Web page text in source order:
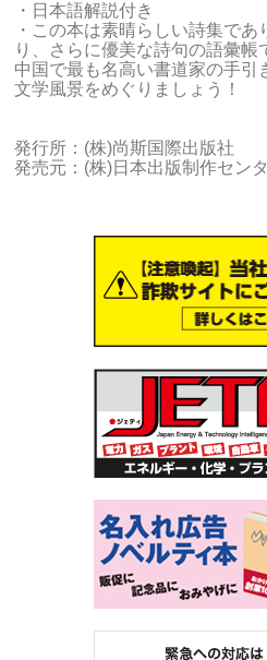
・日本語解説付き
・この本は素晴らしい詩集で
り、さらに優美な詩句の語彙帳
中国で最も名高い書道家の手引
文学風景をめぐりましょう！
発行所：(株)尚斯国際出版社
発売元：(株)日本出版制作セン